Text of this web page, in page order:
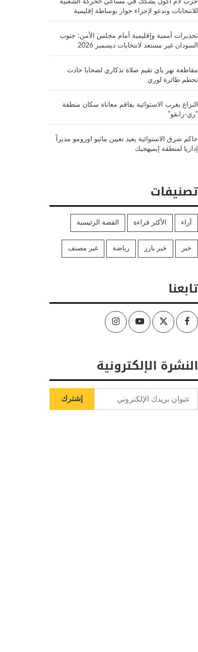
حزب لام أكول يشكك في مساعي الحركة الشعبية
للانتخابات وتدعو لإجراء حوار بوساطة إقليمية
تحذيرات أممية وإقليمية أمام مجلس الأمن: جنوب
السودان غير مستعد لانتخابات ديسمبر 2026
مقاطعة نهر ياي تقيم صلاة تذكاري لضحايا حادث
تحطم طائرة لوري
النزاع بغرب الاستوائية يفاقم معاناة سكان منطقة
“ري-رانقو”
حاكم شرق الاستوائية يعيد تعيين ماثيو اورومو مديراً
إداريا لمنطقة إيميهجيك
تصنيفات
آراء الأكثر قراءة القصة الرئيسية
خبر خبر بارز رياضة غير مصنف
تابعنا
Facebook
Twitter
Youtube
Instagram
النشرة الإلكترونية